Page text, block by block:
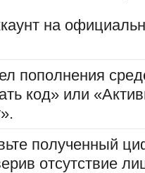
на
пополнения
код» или
полученный
отсутствие